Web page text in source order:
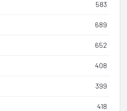
583
689
652
408
399
418